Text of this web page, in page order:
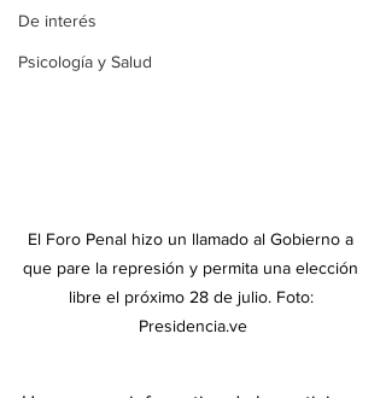
De interés
Psicología y Salud
El Foro Penal hizo un llamado al Gobierno a
que pare la represión y permita una elección
libre el próximo 28 de julio. Foto:
Presidencia.ve